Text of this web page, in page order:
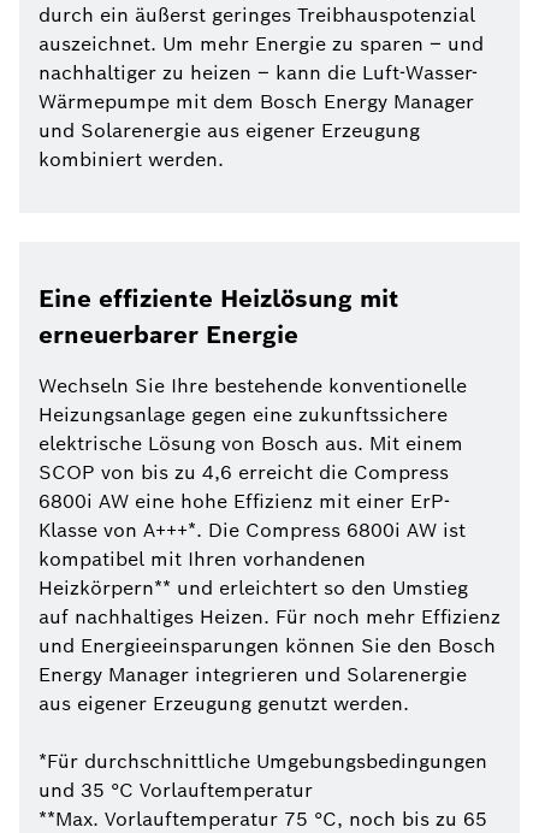
durch ein äußerst geringes Treibhauspotenzial
auszeichnet. Um mehr Energie zu sparen – und
nachhaltiger zu heizen – kann die Luft-Wasser-
Wärmepumpe mit dem Bosch Energy Manager
und Solarenergie aus eigener Erzeugung
kombiniert werden.
Eine effiziente Heizlösung mit
erneuerbarer Energie
Wechseln Sie Ihre bestehende konventionelle
Heizungsanlage gegen eine zukunftssichere
elektrische Lösung von Bosch aus. Mit einem
SCOP von bis zu 4,6 erreicht die Compress
6800i AW eine hohe Effizienz mit einer ErP-
Klasse von A+++*. Die Compress 6800i AW ist
kompatibel mit Ihren vorhandenen
Heizkörpern** und erleichtert so den Umstieg
auf nachhaltiges Heizen. Für noch mehr Effizienz
und Energieeinsparungen können Sie den Bosch
Energy Manager integrieren und Solarenergie
aus eigener Erzeugung genutzt werden.
*Für durchschnittliche Umgebungsbedingungen
und 35 °C Vorlauftemperatur
**Max. Vorlauftemperatur 75 °C, noch bis zu 65